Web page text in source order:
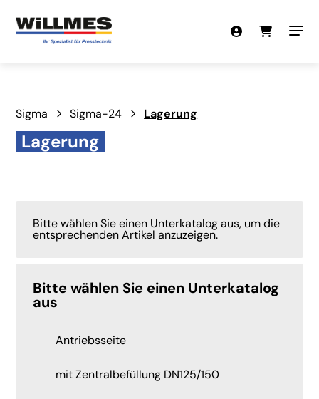
Sigma Sigma-24 Lagerung
Lagerung
Bitte wählen Sie einen Unterkatalog aus, um die
entsprechenden Artikel anzuzeigen.
Bitte wählen Sie einen Unterkatalog
aus
Antriebsseite
mit Zentralbefüllung DN125/150